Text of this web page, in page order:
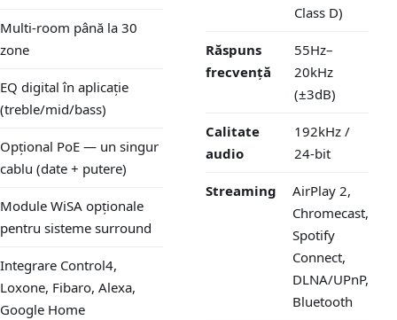
Multi-room până la 30
zone
EQ digital în aplicație
(treble/mid/bass)
Opțional PoE — un singur
cablu (date + putere)
Module WiSA opționale
pentru sisteme surround
Integrare Control4,
Loxone, Fibaro, Alexa,
Google Home
Class D)
Răspuns
frecvență
55Hz–
20kHz
(±3dB)
Calitate
audio
192kHz /
24-bit
Streaming
AirPlay 2,
Chromecast,
Spotify
Connect,
DLNA/UPnP,
Bluetooth